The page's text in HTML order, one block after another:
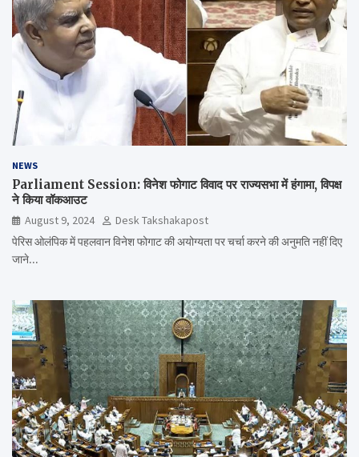
NEWS
Parliament Session: विनेश फोगाट विवाद पर राज्यसभा में हंगामा, विपक्ष
ने किया वॉकआउट
August 9, 2024
Desk Takshakapost
पेरिस ओलंपिक में पहलवान विनेश फोगाट की अयोग्यता पर चर्चा करने की अनुमति नहीं दिए
जाने…